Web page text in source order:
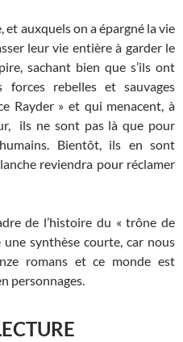
auxquels on a épargné la vie
leur vie entière à garder le
sachant bien que s’ils ont
forces rebelles et sauvages
Rayder » et qui menacent, à
ils ne sont pas là que pour
Bientôt, ils en sont
reviendra pour réclamer
de l’histoire du « trône de
synthèse courte, car nous
romans et ce monde est
personnages.